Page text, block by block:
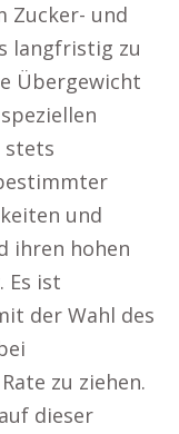
Zucker- und
langfristig zu
Übergewicht
stets
und
ihren hohen
Es ist
der Wahl des
zu ziehen.
dieser